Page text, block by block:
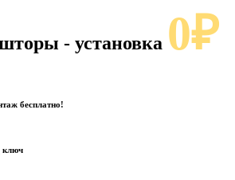
- установка 0₽
бесплатно!
ключ